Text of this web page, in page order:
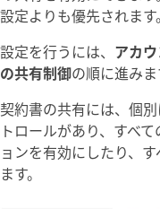
設定よりも優先されます。
設定を行うには、 アカ
の共有制御の順に進みま
契約書の共有には、個
トロールがあり、すべ
ョンを有効にしたり、
ます。